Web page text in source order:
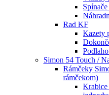
Rad KF
Kazety
Simon 54 Touch /
Rámčeky
rámčekom)
Krabice